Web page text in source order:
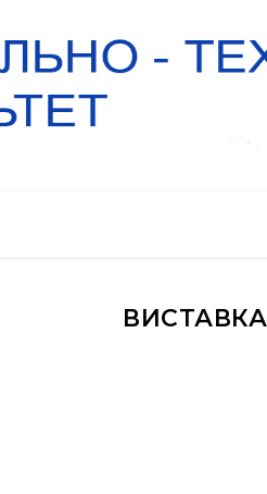
ВИСТАВКА